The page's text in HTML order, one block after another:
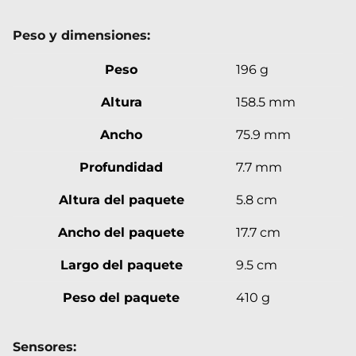
Peso y dimensiones:
Peso 196 g
Altura 158.5 mm
Ancho 75.9 mm
Profundidad 7.7 mm
Altura del paquete 5.8 cm
Ancho del paquete 17.7 cm
Largo del paquete 9.5 cm
Peso del paquete 410 g
Sensores: